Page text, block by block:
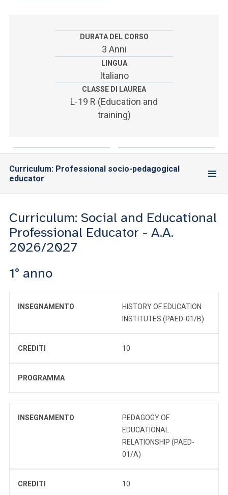
DURATA DEL CORSO
3 Anni
LINGUA
Italiano
CLASSE DI LAUREA
L-19 R (Education and
training)
Curriculum: Professional socio-pedagogical
educator
Curriculum: Social and Educational
Professional Educator - A.A.
2026/2027
1° anno
INSEGNAMENTO
HISTORY OF EDUCATION
INSTITUTES (PAED-01/B)
CREDITI 10
PROGRAMMA
INSEGNAMENTO
PEDAGOGY OF
EDUCATIONAL
RELATIONSHIP (PAED-
01/A)
CREDITI 10